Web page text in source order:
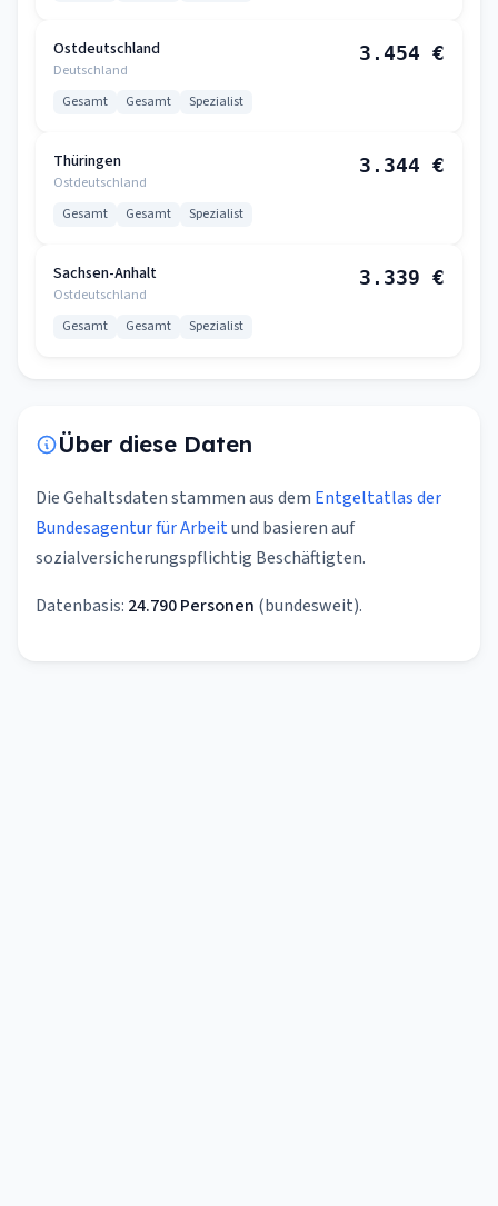
Ostdeutschland
Deutschland
3.454 €
Gesamt Gesamt Spezialist
Thüringen
Ostdeutschland
3.344 €
Gesamt Gesamt Spezialist
Sachsen-Anhalt
Ostdeutschland
3.339 €
Gesamt Gesamt Spezialist
Über diese Daten
Die Gehaltsdaten stammen aus dem Entgeltatlas der
Bundesagentur für Arbeitund basieren auf
sozialversicherungspflichtig Beschäftigten.
Datenbasis: 24.790 Personen (bundesweit).